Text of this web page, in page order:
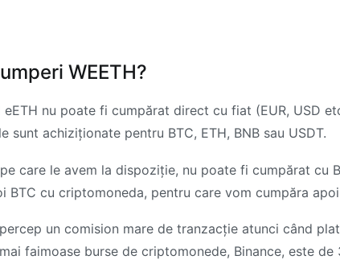
WEETH?
nu poate fi cumpărat direct cu fiat (EUR, USD
achiziționate pentru BTC, ETH, BNB sau USDT.
care le avem la dispoziție, nu poate fi cumpărat cu
cu criptomoneda, pentru care vom cumpăra apoi
un comision mare de tranzacție atunci când
faimoase burse de criptomonede, Binance, este de